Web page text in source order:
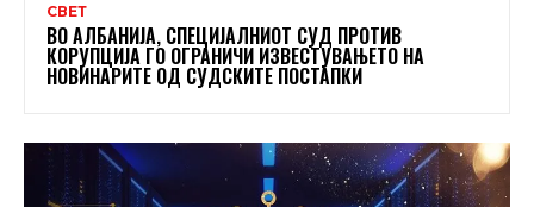
СВЕТ
ВО АЛБАНИЈА, СПЕЦИЈАЛНИОТ СУД ПРОТИВ
КОРУПЦИЈА ГО ОГРАНИЧИ ИЗВЕСТУВАЊЕТО НА
НОВИНАРИТЕ ОД СУДСКИТЕ ПОСТАПКИ